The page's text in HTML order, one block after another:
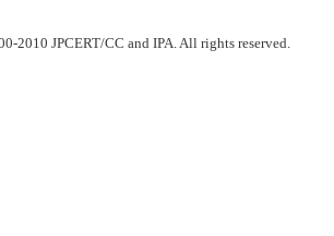
2010 JPCERT/CC and IPA. All rights reserved.